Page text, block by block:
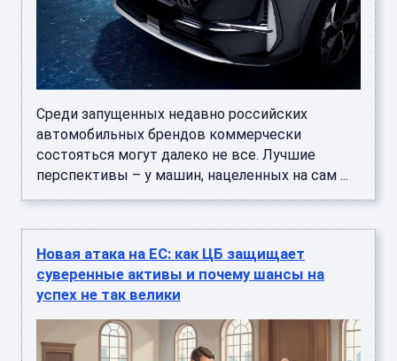
Среди запущенных недавно российских
автомобильных брендов коммерчески
состояться могут далеко не все. Лучшие
перспективы – у машин, нацеленных на сам ...
Новая атака на ЕС: как ЦБ защищает
суверенные активы и почему шансы на
успех не так велики